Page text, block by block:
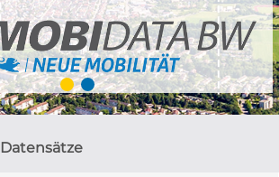
Datensätze